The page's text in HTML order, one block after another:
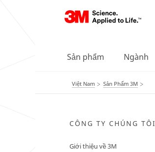
Sản phẩm Ngành
Việt Nam Sản Phẩm 3M
CÔNG TY CHÚNG TÔI
Giới thiệu về 3M